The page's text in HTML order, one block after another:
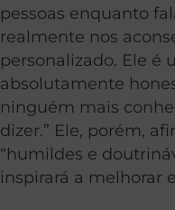
pessoas enquanto
realmente nos
personalizado. Ele é
absolutamente
ninguém mais
dizer.” Ele, porém,
“humildes e
inspirará a melhorar